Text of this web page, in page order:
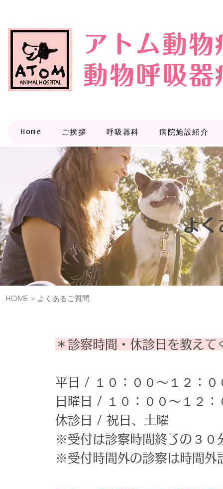
アトム動物
動物呼吸
Home ご挨拶 呼吸器科 病院施設紹介
よく
​HOME > よくあるご質問
＊診察時間・休診日を教えて
平日 / １０：００〜１２：０
日曜日 / １０：００〜１２
休診日 / 祝日、土曜
※受付は診察時間終了の３０
※受付時間外の診察は時間外